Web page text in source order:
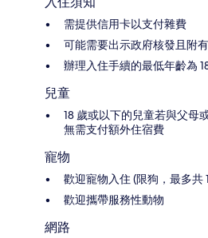
需提供信用卡以支付雜費
可能需要出示政府核發且附
辦理入住手續的最低年齡為
兒童
18 歲或以下的兒童若與父母
無需支付額外住宿費
寵物
歡迎寵物入住 (限狗，最多共
歡迎攜帶服務性動物
網路